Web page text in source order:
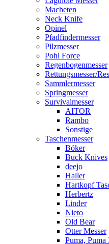
Macheten
Neck Knife
Opinel
Pfadfindermesser
Pilzmesser
Pohl Force
Regenbogenmesser
Rettungsmesser/
Sammlermesser
Springmesser
Survivalmesser
AITOR
Rambo
Sonstige
Taschenmesser
Böker
Buck Knives
deejo
Haller
Hartkopf
Herbertz
Linder
Nieto
Old Bear
Otter Messer
Puma, Puma